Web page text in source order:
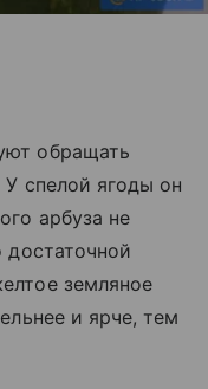
обращать
спелой ягоды он
арбуза не
земляное
и ярче, тем